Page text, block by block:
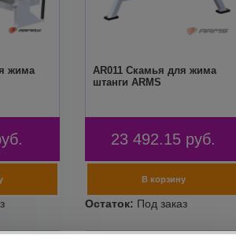
жима
AR011 Скамья для жима
штанги ARMS
23 492.15 руб.